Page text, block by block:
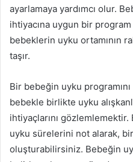
ayarlamaya yardımcı olur.
ihtiyacına uygun bir
bebeklerin uyku ortamının
taşır.
Bir bebeğin uyku
bebekle birlikte uyku
ihtiyaçlarını gözlemlemektir.
uyku sürelerini not alarak,
oluşturabilirsiniz. Bebeğin